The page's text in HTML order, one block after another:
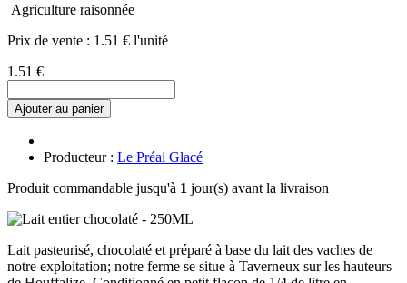
Agriculture raisonnée
Prix de vente : 1.51 € l'unité
1.51 €
Ajouter au panier
Producteur : Le Préai Glacé
Produit commandable jusqu'à 1 jour(s) avant la livraison
Lait pasteurisé, chocolaté et préparé à base du lait des vaches de
notre exploitation; notre ferme se situe à Taverneux sur les hauteurs